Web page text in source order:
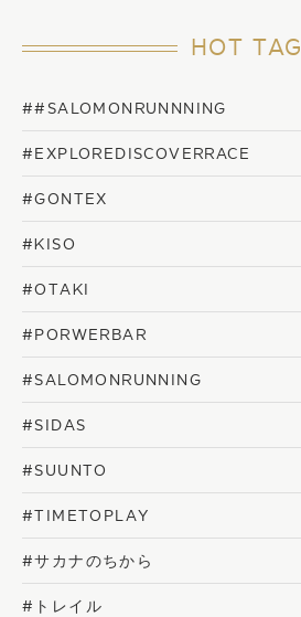
HOT TAG
##SALOMONRUNNNING
#EXPLOREDISCOVERRACE
#GONTEX
#KISO
#OTAKI
#PORWERBAR
#SALOMONRUNNING
#SIDAS
#SUUNTO
#TIMETOPLAY
#サカナのちから
#トレイル